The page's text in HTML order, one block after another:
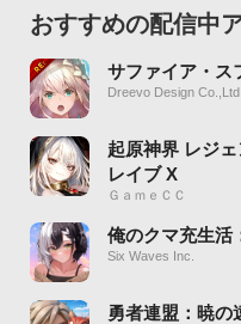
おすすめの配信中
サファイア・ス
Dreevo Design Co.,Ltd
起原神界 レジ
レイブ X
ＧａｍｅＣＣ
俺のクマ充生活
Six Waves Inc.
勇者連盟：暁の